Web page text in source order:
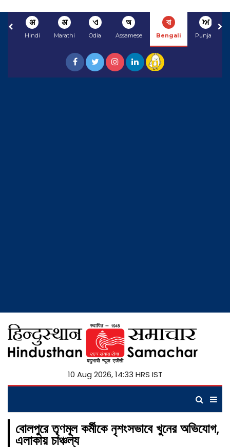
अ
Hindi
अ
Marathi
ଏ
Odia
অ
Assamese
বা
Bengali
ਅ
Punjabi
10 Aug 2026, 14:33 HRS IST
বোলপুরে তৃণমূল কর্মীকে নৃশংসভাবে খুনের অভিযোগ,
এলাকায় চাঞ্চল্য